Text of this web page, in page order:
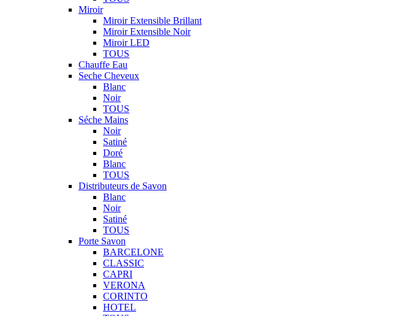
Miroir
Miroir Extensible Brillant
Miroir Extensible Noir
Miroir LED
TOUS
Chauffe Eau
Seche Cheveux
Blanc
Noir
TOUS
Séche Mains
Noir
Satiné
Doré
Blanc
TOUS
Distributeurs de Savon
Blanc
Noir
Satiné
TOUS
Porte Savon
BARCELONE
CLASSIC
CAPRI
VERONA
CORINTO
HOTEL